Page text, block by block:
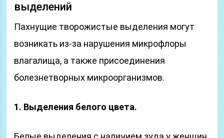
выделений
Пахнущие творожистые выделения могут
возникать из-за нарушения микрофлоры
влагалища, а также присоединения
болезнетворных микроорганизмов.
1. Выделения белого цвета.